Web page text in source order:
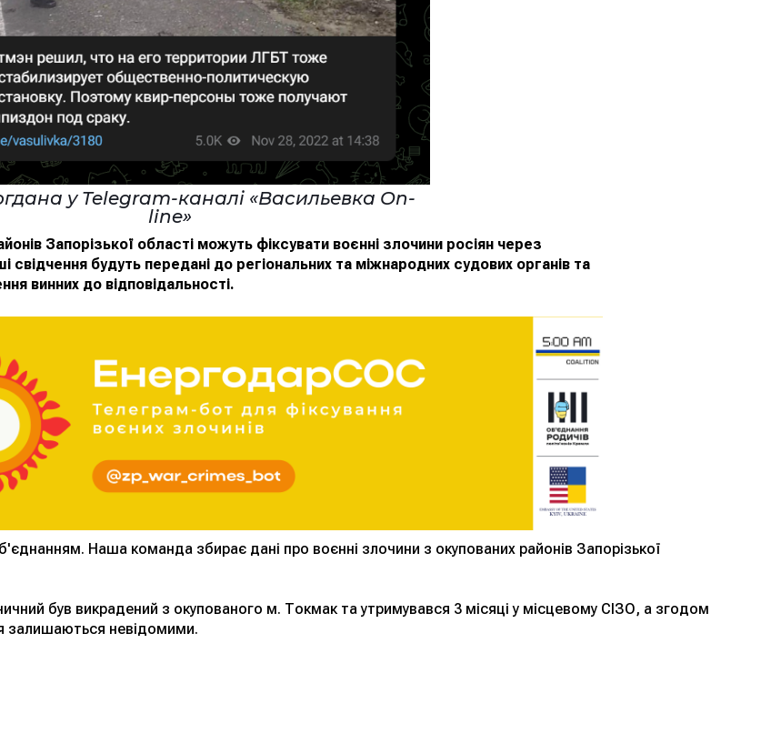
у Telegram-каналі «Васильевка On-
line»
Запорізької області можуть фіксувати воєнні злочини росіян через
свідчення будуть передані до регіональних та міжнародних судових органів та
винних до відповідальності.
Наша команда збирає дані про воєнні злочини з окупованих районів Запорізької
був викрадений з окупованого м. Токмак та утримувався 3 місяці у місцевому СІЗО, а згодом
залишаються невідомими.